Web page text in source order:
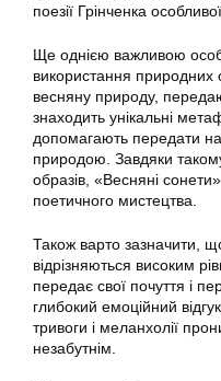
поезії Грінченка особливої
Ще однією важливою
використання природних
весняну природу,
знаходить унікальні
допомагають передати
природою. Завдяки
образів, «Весняні
поетичного мистецтва.
Також варто зазначити,
відрізняються високим
передає свої почуття і
глибокий емоційний
тривоги і меланхолії
незабутнім.